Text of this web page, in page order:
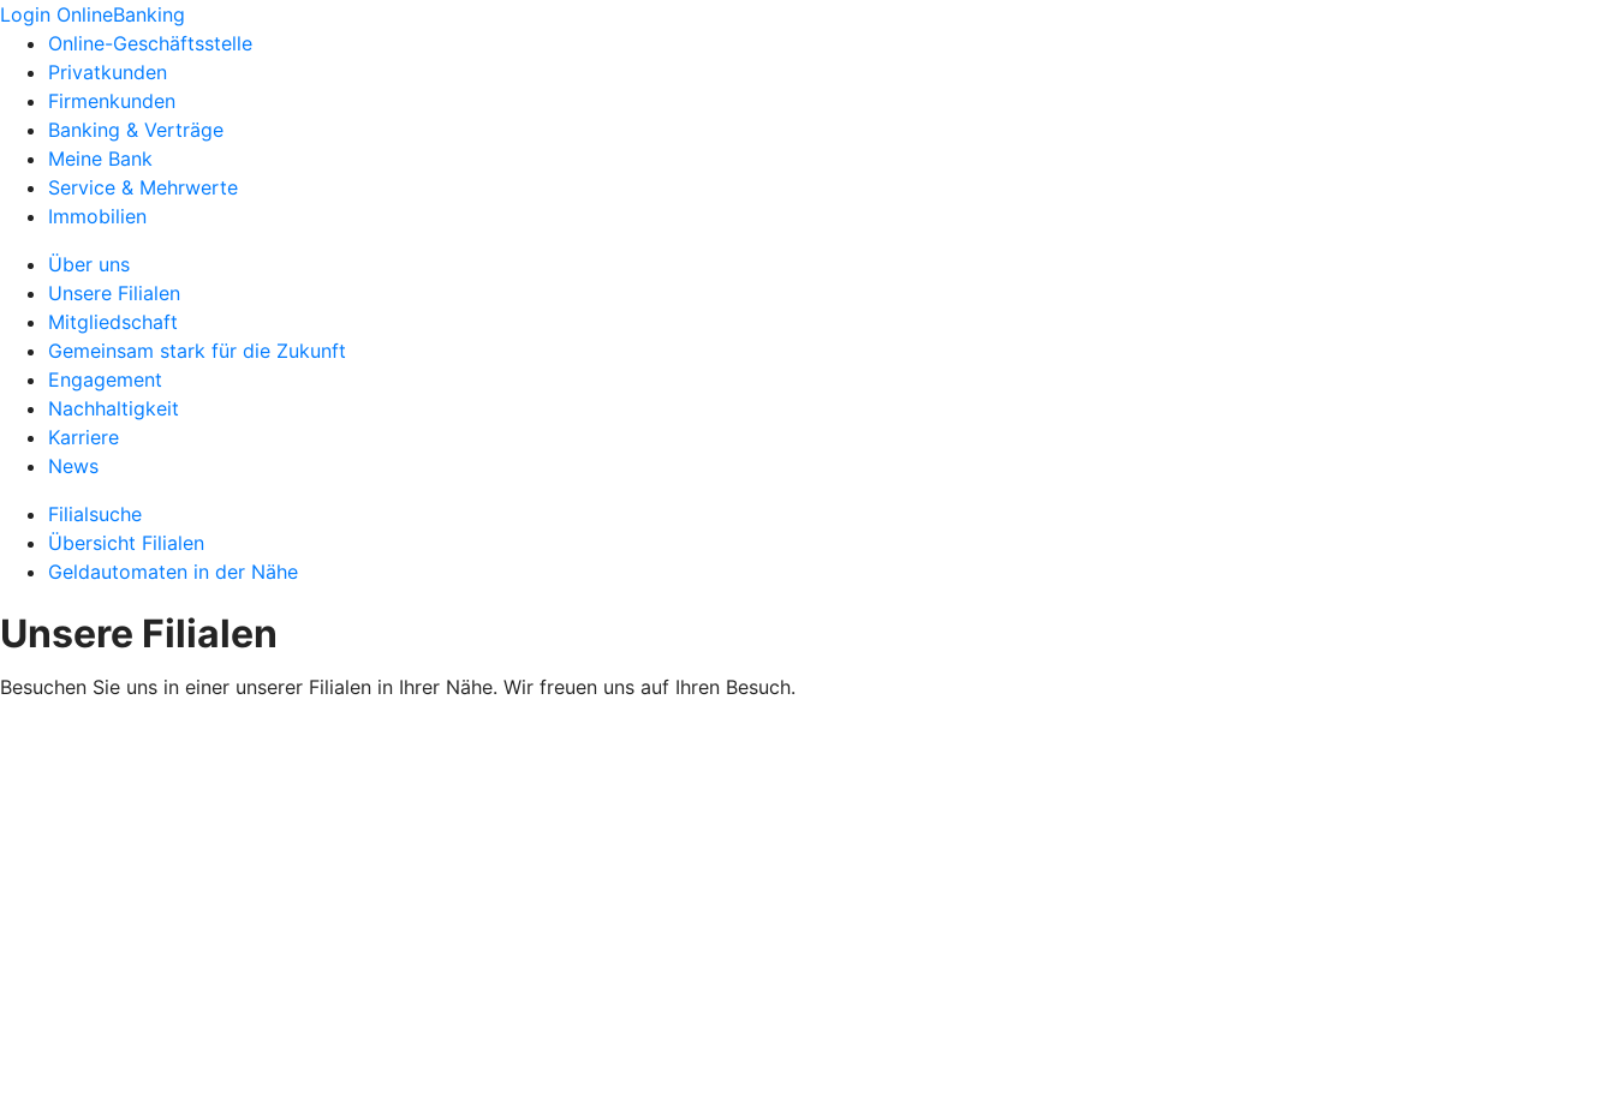
Login OnlineBanking
Online-Geschäftsstelle
Privatkunden
Firmenkunden
Banking & Verträge
Meine Bank
Service & Mehrwerte
Immobilien
Über uns
Unsere Filialen
Mitgliedschaft
Gemeinsam stark für die Zukunft
Engagement
Nachhaltigkeit
Karriere
News
Filialsuche
Übersicht Filialen
Geldautomaten in der Nähe
Unsere Filialen
Besuchen Sie uns in einer unserer Filialen in Ihrer Nähe. Wir freuen uns auf Ihren Besuch.